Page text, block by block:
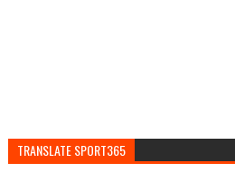
TRANSLATE SPORT365